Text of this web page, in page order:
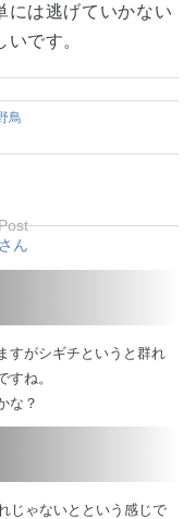
には逃げていかない
です。
鳥
ん
すがシギチというと群れ
ね。
な？
じゃないとという感じで